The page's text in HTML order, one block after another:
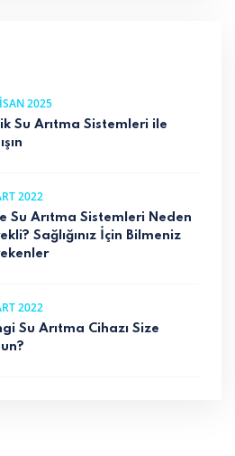
2025
Su Arıtma Sistemleri ile
2022
Su Arıtma Sistemleri Neden
Sağlığınız İçin Bilmeniz
2022
Su Arıtma Cihazı Size